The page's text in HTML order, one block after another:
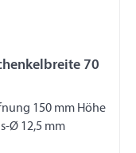
70
150 mm Höhe
Ø 12,5 mm